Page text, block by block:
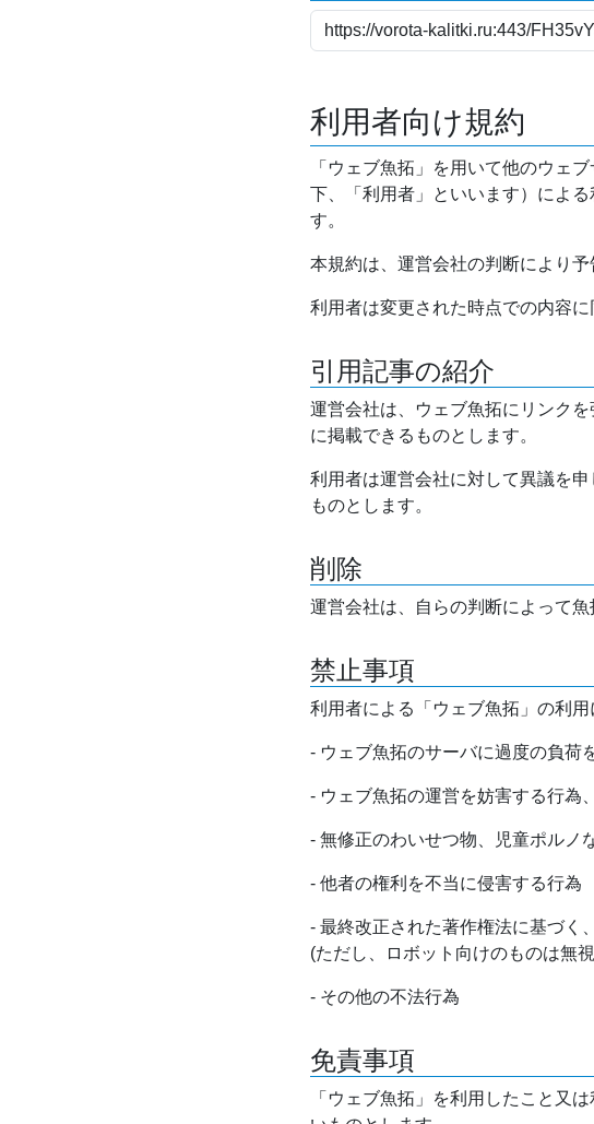
利用者向け規約
「ウェブ魚拓」を用いて他のウェ
下、「利用者」といいます）によ
す。
本規約は、運営会社の判断により
利用者は変更された時点での内容
引用記事の紹介
運営会社は、ウェブ魚拓にリンク
に掲載できるものとします。
利用者は運営会社に対して異議を
ものとします。
削除
運営会社は、自らの判断によって
禁止事項
利用者による「ウェブ魚拓」の利
- ウェブ魚拓のサーバに過度の負荷
- ウェブ魚拓の運営を妨害する行為
- 無修正のわいせつ物、児童ポルノ
- 他者の権利を不当に侵害する行為
- 最終改正された著作権法に基づく
(ただし、ロボット向けのものは無
- その他の不法行為
免責事項
「ウェブ魚拓」を利用したこと又